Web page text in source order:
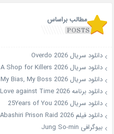
مطالب براساس
دانلود سریال Overdo 2026
دانلود سریال A Shop for Killers 2026
دانلود سریال My Bias, My Boss 2026
دانلود برنامه Love against Time 2026
دانلود سریال 25Years of You 2026
دانلود فیلم Golden Kamuy: The Abashiri Prison Raid 2026
بیوگرافی Jung So-min